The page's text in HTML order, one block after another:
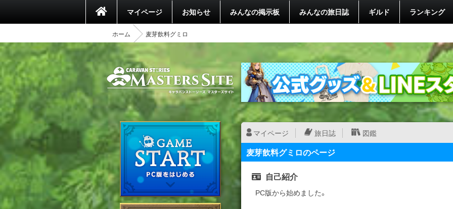
マイページ お知らせ みんなの掲示板 みんなの旅日誌 ギルド ランキング
ホーム 麦芽飲料グミロ
マイページ 旅日誌 図鑑
麦芽飲料グミロのページ
自己紹介
PC版から始めました。